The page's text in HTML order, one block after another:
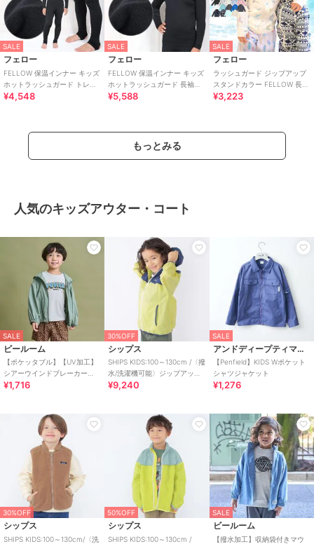
SALE
フェロー
FELLOW 保温インナー キッズ
ホットラッシュガード トレン
カ UPF50+ 保温 裏起毛 速乾
¥4,548
SALE
フェロー
FELLOW 保温インナー キッズ
ホットラッシュガード 長袖タ
イプ UPF50+ 保温 裏起毛
¥5,588
SALE
フェロー
ラッシュガード ジップアップ
スタンドカラー FELLOW 長袖
キッズ UPF50+ 接触冷感
¥3,223
もっとみる
人気のキッズアウター・コート
SALE
ビールーム
【ポケッタブル】【UV加工】
シアーウインドブレーカー
【子供服】【キッズ】【男の
¥1,716
30%OFF
シップス
SHIPS KIDS:100～130cm /〈撥
水/洗濯機可能〉ジップアップ
パーカ
¥9,240
SALE
アンドディープティマイン
【Penfield】KIDS Wポケット
シャツジャケット
¥1,276
30%OFF
シップス
SHIPS KIDS:100～130cm/〈洗
50%OFF
シップス
SHIPS KIDS:100～130cm /
SALE
ビールーム
【撥水加工】収納袋付きマウ